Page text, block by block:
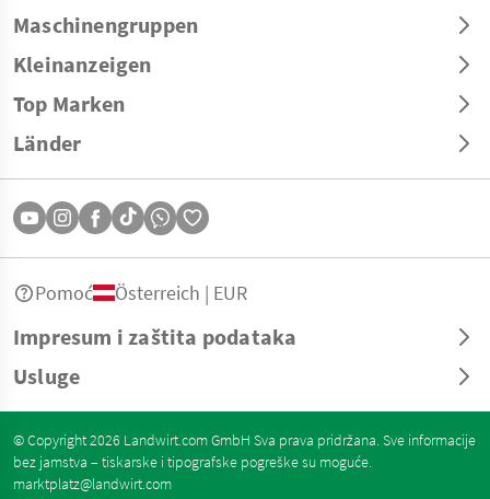
Maschinengruppen
Kleinanzeigen
Top Marken
Länder
Impresum i zaštita podataka
Usluge
Pomoć Österreich | EUR
© Copyright 2026 Landwirt.com GmbH Sva prava pridržana. Sve informacije
bez jamstva – tiskarske i tipografske pogreške su moguće.
marktplatz@landwirt.com